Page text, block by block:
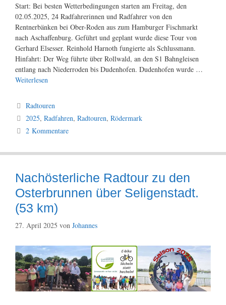
Start: Bei besten Wetterbedingungen starten am Freitag, den
02.05.2025, 24 Radfahrerinnen und Radfahrer von den
Rentnerbänken bei Ober-Roden aus zum Hamburger Fischmarkt
nach Aschaffenburg. Geführt und geplant wurde diese Tour von
Gerhard Elsesser. Reinhold Harnoth fungierte als Schlussmann.
Hinfahrt: Der Weg führte über Rollwald, an den S1 Bahngleisen
entlang nach Niederroden bis Dudenhofen. Dudenhofen wurde …
Weiterlesen
Kategorien
Radtouren
Schlagwörter
2025,Radfahren,Radtouren,Rödermark
2 Kommentare
Nachösterliche Radtour zu den
Osterbrunnen über Seligenstadt.
(53 km)
27. April 2025 von Johannes